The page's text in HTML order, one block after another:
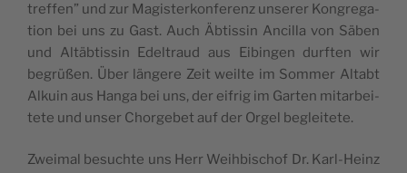
tref­fen” und zur Magis­ter­kon­fe­renz unse­rer Kon­gre­ga­
tion bei uns zu Gast. Auch Äbtis­sin Anci­lla von Säben
und Altäb­tis­sin Edel­traud aus Eibin­gen dur­ften wir
begrüßen. Über län­ge­re Zeit weil­te im Som­mer Altabt
Alkuin aus Han­ga bei uns, der eifrig im Gar­ten mitar­bei­
te­te und unser Chor­ge­bet auf der Orgel begleitete.
Zwei­mal besuch­te uns Herr Weih­bis­chof Dr. Karl-Heinz